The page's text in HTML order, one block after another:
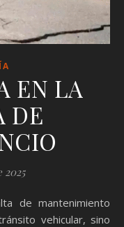
EN LA
DE
2025
vehicular, sino